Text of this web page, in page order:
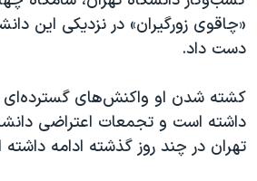
«چاقوی زورگیران» در نزدیکی این
دست داد.
کشته شدن او واکنش‌های گسترده‌ای
داشته است و تجمعات اعتراضی
تهران در چند روز گذشته ادامه